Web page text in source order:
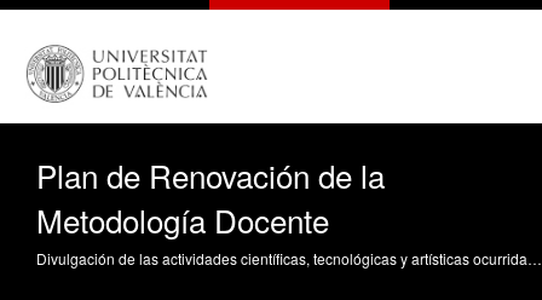
Plan de Renovación de la
Metodología Docente
Divulgación de las actividades científicas, tecnológicas y artísticas ocurridas en los tres campus de la UPV